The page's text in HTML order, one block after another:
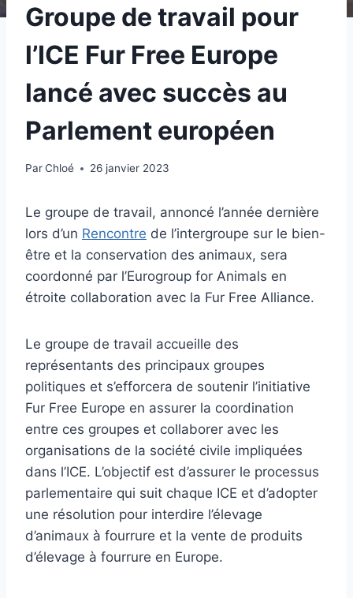
Groupe de travail pour
l’ICE Fur Free Europe
lancé avec succès au
Parlement européen
ParChloé 26 janvier 2023
Le groupe de travail, annoncé l’année dernière
lors d’un Rencontre de l’intergroupe sur le bien-
être et la conservation des animaux, sera
coordonné par l’Eurogroup for Animals en
étroite collaboration avec la Fur Free Alliance.
Le groupe de travail accueille des
représentants des principaux groupes
politiques et s’efforcera de soutenir l’initiative
Fur Free Europe en assurer la coordination
entre ces groupes et collaborer avec les
organisations de la société civile impliquées
dans l’ICE. L’objectif est d’assurer le processus
parlementaire qui suit chaque ICE et d’adopter
une résolution pour interdire l’élevage
d’animaux à fourrure et la vente de produits
d’élevage à fourrure en Europe.